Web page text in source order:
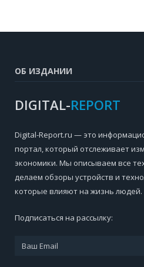
ОБ ИЗДАНИИ
DIGITAL-REPORT
Digital-Report.ru — это
портал, который отслеживает
экономики. Мы описываем все
делаем обзоры устройств и
которые влияют на жизнь людей.
Подписаться на рассылку: